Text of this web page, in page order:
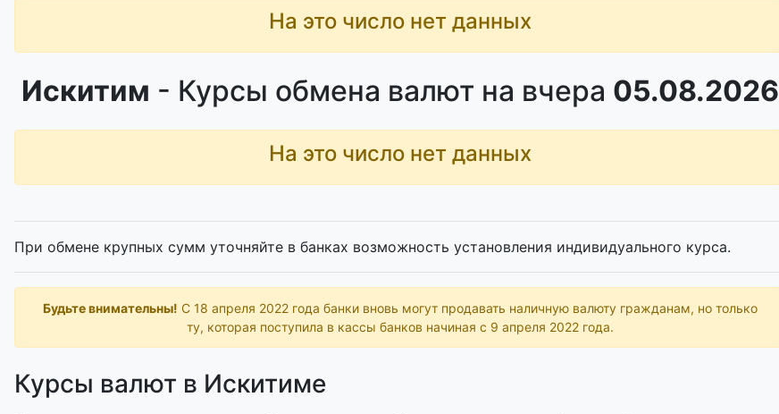
На это число нет данных
Искитим - Курсы обмена валют на вчера 05.08.2026
На это число нет данных
При обмене крупных сумм уточняйте в банках возможность установления индивидуального курса.
Будьте внимательны! С 18 апреля 2022 года банки вновь могут продавать наличную валюту гражданам, но только
ту, которая поступила в кассы банков начиная с 9 апреля 2022 года.
Курсы валют в Искитиме